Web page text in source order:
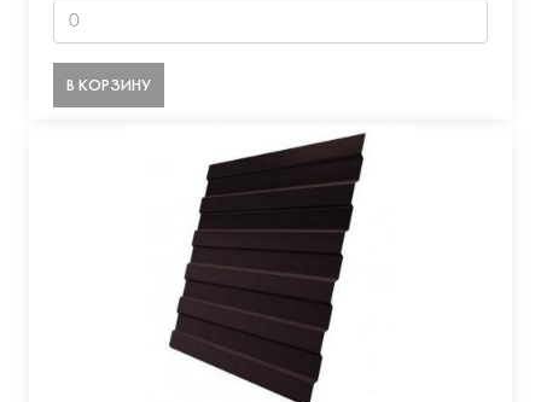
В КОРЗИНУ